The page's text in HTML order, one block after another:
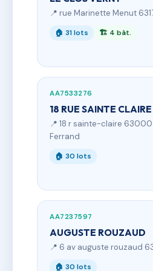
📍 rue Marinette Menut
🏠 31 lots 🏗 4 bât.
AA7533276
18 RUE SAINTE CLAIRE
📍 18 r sainte-claire
Ferrand
🏠 30 lots
AA7237597
AUGUSTE ROUZAUD
📍 6 av auguste rouzaud
🏠 30 lots